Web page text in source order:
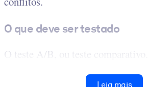
O que deve ser testado
O teste A/B, ou teste comparativo...
Leia mais